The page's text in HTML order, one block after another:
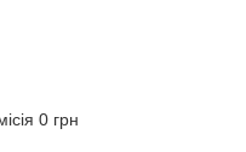
0 грн